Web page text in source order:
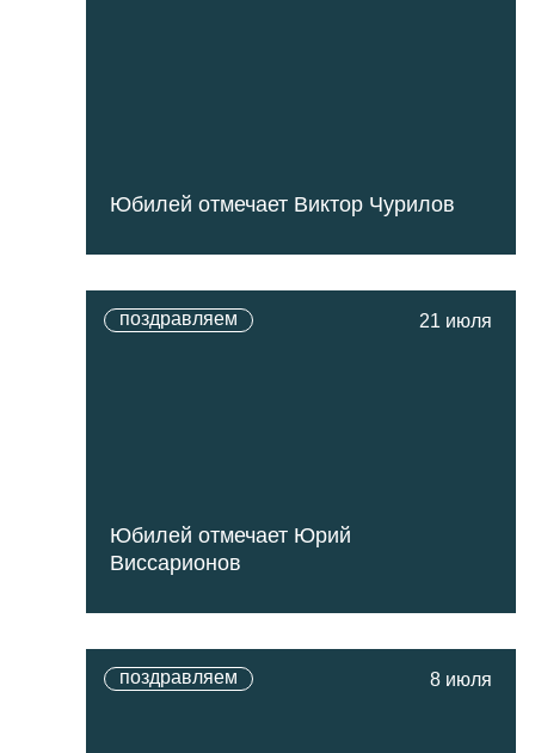
Юбилей отмечает Виктор Чурилов
поздравляем 21 июля
Юбилей отмечает Юрий
Виссарионов
поздравляем 8 июля